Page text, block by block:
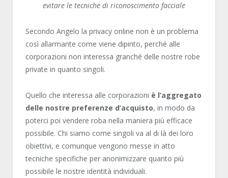
evitare le tecniche di riconoscimento facciale
Secondo Angelo la privacy online non è un problema
così allarmante come viene dipinto, perché alle
corporazioni non interessa granché delle nostre robe
private in quanto singoli.
Quello che interessa alle corporazioni è l’aggregato
delle nostre preferenze d’acquisto, in modo da
poterci poi vendere roba nella maniera più efficace
possibile. Chi siamo come singoli va al di là dei loro
obiettivi, e comunque vengono messe in atto
tecniche specifiche per anonimizzare quanto più
possibile le nostre identità individuali.